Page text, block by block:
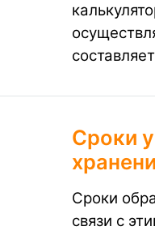
Сроки
Сроки
связи с